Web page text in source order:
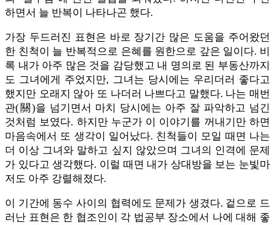
하면서 늘 반복이 나타나곤 했다.
가장 두드러진 표현은 바로 장기간 많은 도움을 주어왔던
한 친척이 늘 반복적으로 은혜를 원한으로 갚은 일이다. 비
록 내가 아주 많은 것을 감당했고 내 명의로 된 부동산까지
도 그녀에게 주었지만, 그녀는 당시에는 우리더러 좋다고
했지만 오래지 않아 또 나더러 나쁘다고 말했다. 나는 매번
관(關)을 넘기면서 마치 당시에는 아주 잘 파악하고 넘긴
것처럼 보였다. 하지만 누군가 이 이야기를 꺼내기만 하면
마음속에서 또 생각이 일어났다. 친척들이 모일 때면 나는
더 이상 그녀와 말하고 싶지 않았으며 그녀의 인격에 문제
가 있다고 생각했다. 이럴 때면 내가 상대방을 보는 눈빛마
저도 아주 강렬해졌다.
이 기간에 동수 사이의 협력에도 문제가 생겼다. 겉으로 드
러난 표현은 한 협조인이 각 법공부 장소에서 나에 대해 좋